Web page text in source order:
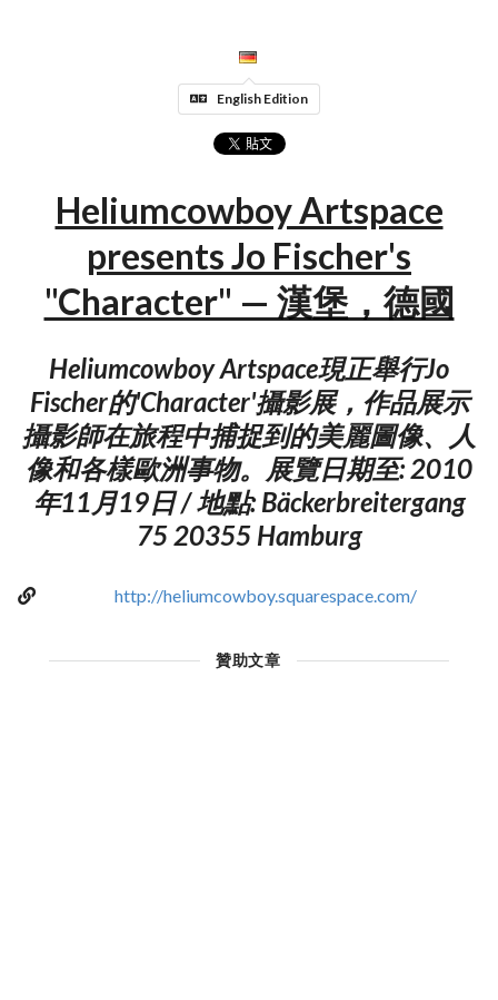
English Edition
Heliumcowboy Artspace
presents Jo Fischer's
"Character" — 漢堡，德國
Heliumcowboy Artspace現正舉行Jo
Fischer的'Character'攝影展，作品展示
攝影師在旅程中捕捉到的美麗圖像、人
像和各樣歐洲事物。展覽日期至: 2010
年11月19日 / 地點: Bäckerbreitergang
75 20355 Hamburg
http://heliumcowboy.squarespace.com/
贊助文章